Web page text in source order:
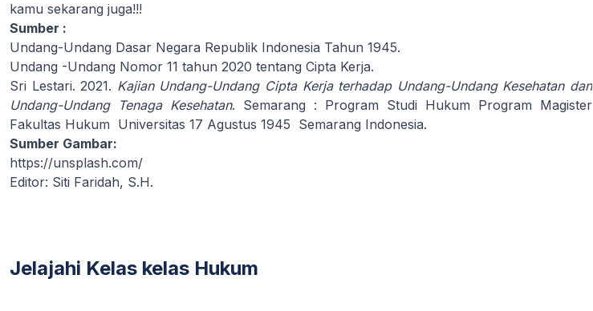
kamu sekarang juga!!!
Sumber :
Undang-Undang Dasar Negara Republik Indonesia Tahun 1945.
Undang -Undang Nomor 11 tahun 2020 tentang Cipta Kerja.
Sri Lestari. 2021. Kajian Undang-Undang Cipta Kerja terhadap Undang-Undang Kesehatan dan
Undang-Undang Tenaga Kesehatan. Semarang : Program Studi Hukum Program Magister
Fakultas Hukum Universitas 17 Agustus 1945 Semarang Indonesia.
Sumber Gambar:
https://unsplash.com/
Editor: Siti Faridah, S.H.
Jelajahi Kelas kelas Hukum